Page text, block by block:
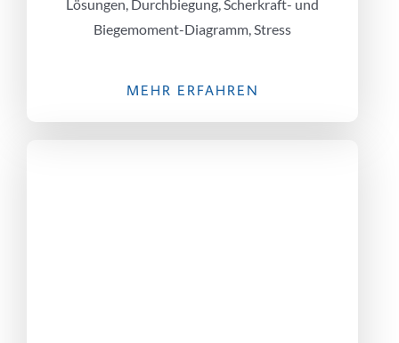
Lösungen, Durchbiegung, Scherkraft- und
Biegemoment-Diagramm, Stress
MEHR ERFAHREN